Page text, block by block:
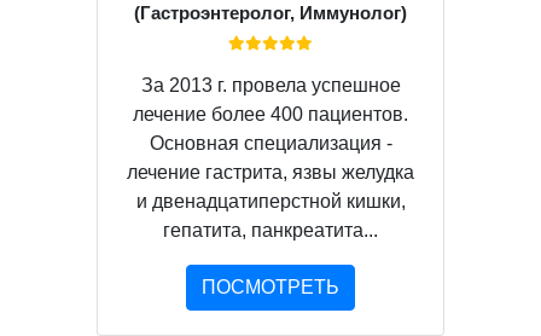
(Гастроэнтеролог, Иммунолог)
За 2013 г. провела успешное
лечение более 400 пациентов.
Основная специализация -
лечение гастрита, язвы желудка
и двенадцатиперстной кишки,
гепатита, панкреатита...
ПОСМОТРЕТЬ